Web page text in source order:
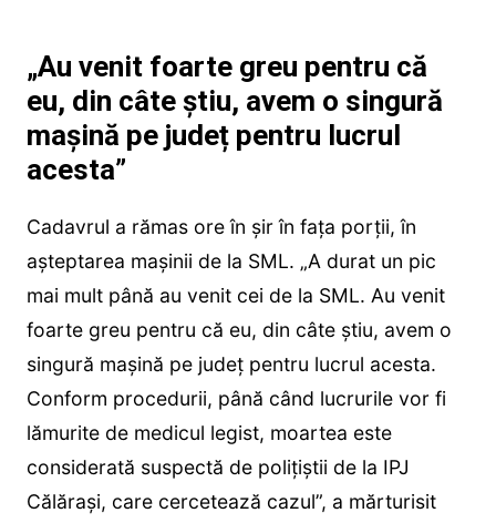
„Au venit foarte greu pentru că
eu, din câte știu, avem o singură
mașină pe județ pentru lucrul
acesta”
Cadavrul a rămas ore în șir în fața porții, în
așteptarea mașinii de la SML. „A durat un pic
mai mult până au venit cei de la SML. Au venit
foarte greu pentru că eu, din câte știu, avem o
singură mașină pe județ pentru lucrul acesta.
Conform procedurii, până când lucrurile vor fi
lămurite de medicul legist, moartea este
considerată suspectă de polițiștii de la IPJ
Călărași, care cercetează cazul”, a mărturisit